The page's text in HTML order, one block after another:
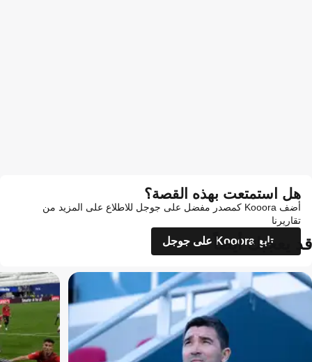
هل استمتعت بهذه القصة؟
أضف Kooora كمصدر مفضل على جوجل للاطلاع على المزيد من
تقاريرنا
تابع Kooora على جوجل
قد يعجبك أيضاً